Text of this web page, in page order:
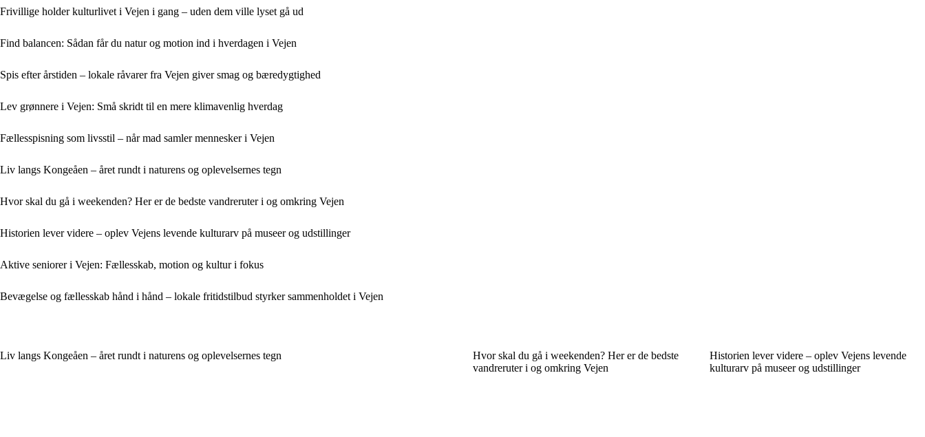
Frivillige holder kulturlivet i Vejen i gang – uden dem ville lyset gå ud
Find balancen: Sådan får du natur og motion ind i hverdagen i Vejen
Spis efter årstiden – lokale råvarer fra Vejen giver smag og bæredygtighed
Lev grønnere i Vejen: Små skridt til en mere klimavenlig hverdag
Fællesspisning som livsstil – når mad samler mennesker i Vejen
Liv langs Kongeåen – året rundt i naturens og oplevelsernes tegn
Hvor skal du gå i weekenden? Her er de bedste vandreruter i og omkring Vejen
Historien lever videre – oplev Vejens levende kulturarv på museer og udstillinger
Aktive seniorer i Vejen: Fællesskab, motion og kultur i fokus
Bevægelse og fællesskab hånd i hånd – lokale fritidstilbud styrker sammenholdet i Vejen
Liv langs Kongeåen – året rundt i naturens og oplevelsernes tegn
Hvor skal du gå i weekenden? Her er de bedste
vandreruter i og omkring Vejen
Historien lever videre – oplev Vejens levende
kulturarv på museer og udstillinger